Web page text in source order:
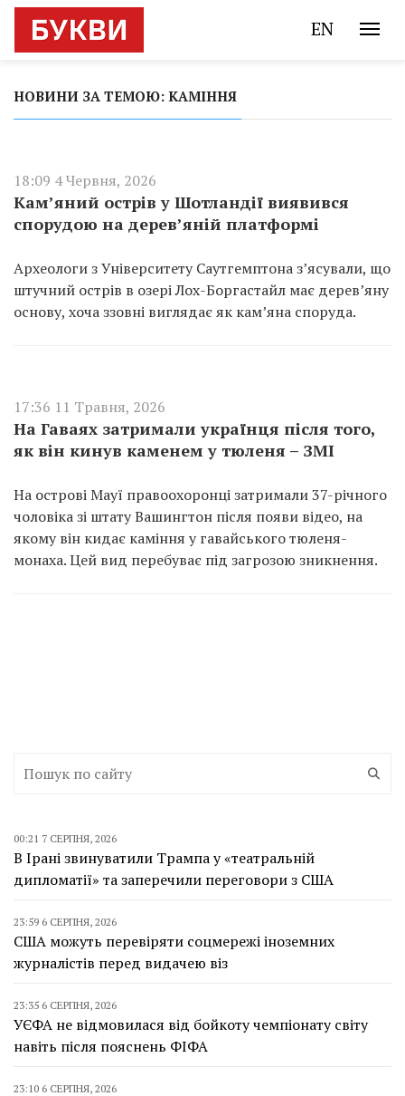
EN
НОВИНИ ЗА ТЕМОЮ: КАМІННЯ
18:09 4 Червня, 2026
Кам’яний острів у Шотландії виявився
спорудою на дерев’яній платформі
Археологи з Університету Саутгемптона з’ясували, що
штучний острів в озері Лох-Боргастайл має дерев’яну
основу, хоча ззовні виглядає як кам’яна споруда.
17:36 11 Травня, 2026
На Гаваях затримали українця після того,
як він кинув каменем у тюленя – ЗМІ
На острові Мауї правоохоронці затримали 37-річного
чоловіка зі штату Вашингтон після появи відео, на
якому він кидає каміння у гавайського тюленя-
монаха. Цей вид перебуває під загрозою зникнення.
00:21 7 СЕРПНЯ, 2026
В Ірані звинуватили Трампа у «театральній
дипломатії» та заперечили переговори з США
23:59 6 СЕРПНЯ, 2026
США можуть перевіряти соцмережі іноземних
журналістів перед видачею віз
23:35 6 СЕРПНЯ, 2026
УЄФА не відмовилася від бойкоту чемпіонату світу
навіть після пояснень ФІФА
23:10 6 СЕРПНЯ, 2026